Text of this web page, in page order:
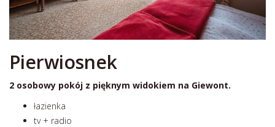
Pierwiosnek
2 osobowy pokój z pięknym widokiem na Giewont.
łazienka
tv + radio